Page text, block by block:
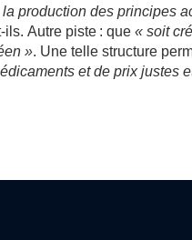
production des principes
ils. Autre piste : que« soit
». Une telle structure
et de prix justes